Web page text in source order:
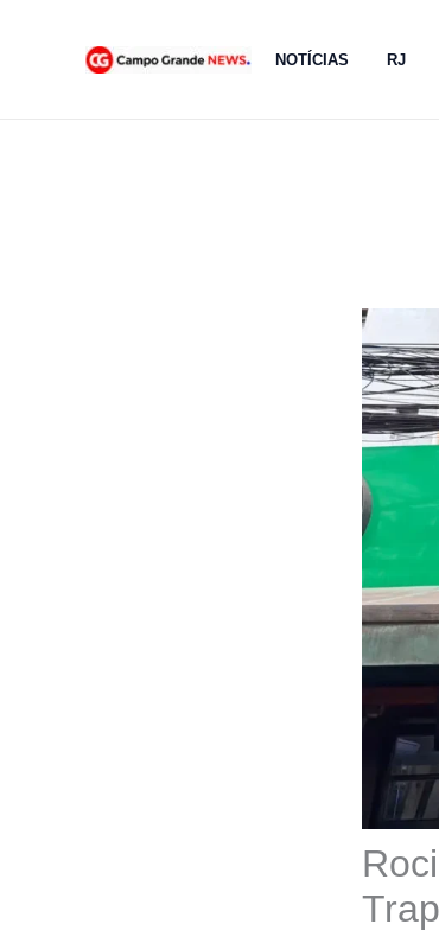
NOTÍCIAS RJ